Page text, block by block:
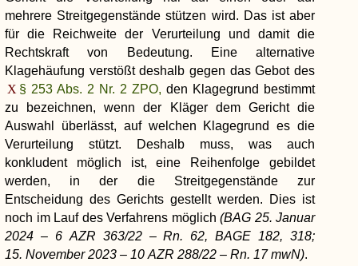
mehrere Streitgegenstände stützen wird. Das ist aber
für die Reichweite der Verurteilung und damit die
Rechtskraft von Bedeutung. Eine alternative
Klagehäufung verstößt deshalb gegen das Gebot des
§ 253 Abs. 2 Nr. 2 ZPO, den Klagegrund bestimmt
zu bezeichnen, wenn der Kläger dem Gericht die
Auswahl überlässt, auf welchen Klagegrund es die
Verurteilung stützt. Deshalb muss, was auch
konkludent möglich ist, eine Reihenfolge gebildet
werden, in der die Streitgegenstände zur
Entscheidung des Gerichts gestellt werden. Dies ist
noch im Lauf des Verfahrens möglich (BAG 25. Januar
2024 – 6 AZR 363/22 – Rn. 62, BAGE 182, 318;
15. November 2023 – 10 AZR 288/22 – Rn. 17 mwN).